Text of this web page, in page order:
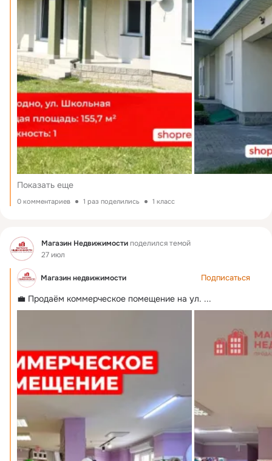
Показать еще
0 комментариев 1 раз поделились 1 класс
Фид Магазин Недвижимостиподелился темой
27 июл
Магазин недвижимости Подписаться
💼 Продаём коммерческое помещение на ул. ...